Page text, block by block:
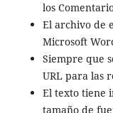
los
El archivo de
Microsoft
Siempre que
URL para las
El texto tiene
tamaño de